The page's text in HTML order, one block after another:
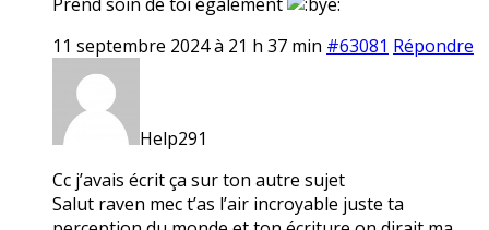
11 septembre 2024 à 21 h 37 min #63081 Répondre
Help291
Cc j’avais écrit ça sur ton autre sujet
Salut raven mec t’as l’air incroyable juste ta